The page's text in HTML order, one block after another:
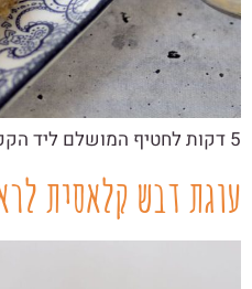
5 דקות לחטיף המושלם ליד הקפה
עוגת דבש קלאסית